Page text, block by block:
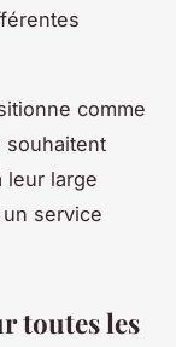
comme
souhaitent
leur large
service
toutes les